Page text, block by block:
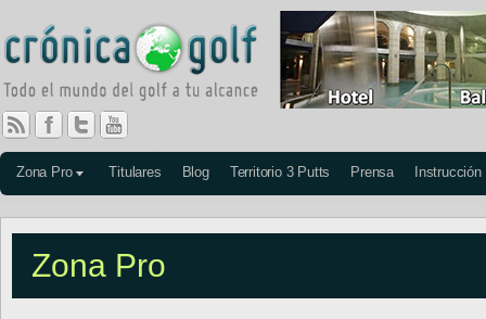
Zona Pro Titulares Blog Territorio 3 Putts Prensa Instrucción
Zona Pro